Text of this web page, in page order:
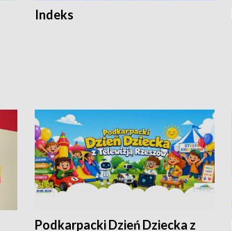
Indeks
Podkarpacki Dzień Dziecka z